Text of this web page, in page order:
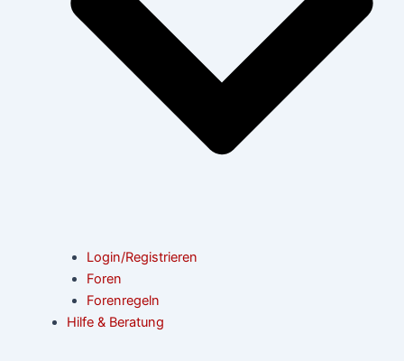
Login/Registrieren
Foren
Forenregeln
Hilfe & Beratung